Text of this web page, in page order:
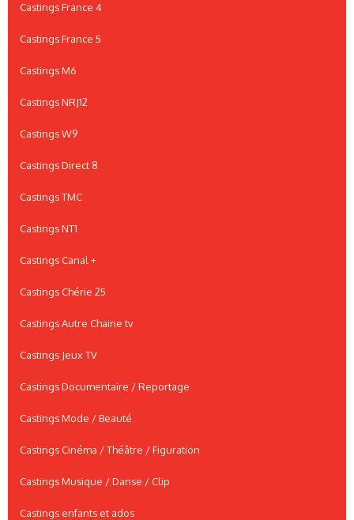
Castings France 4
Castings France 5
Castings M6
Castings NRJ12
Castings W9
Castings Direct 8
Castings TMC
Castings NT1
Castings Canal +
Castings Chérie 25
Castings Autre Chaine tv
Castings Jeux TV
Castings Documentaire / Reportage
Castings Mode / Beauté
Castings Cinéma / Théâtre / Figuration
Castings Musique / Danse / Clip
Castings enfants et ados